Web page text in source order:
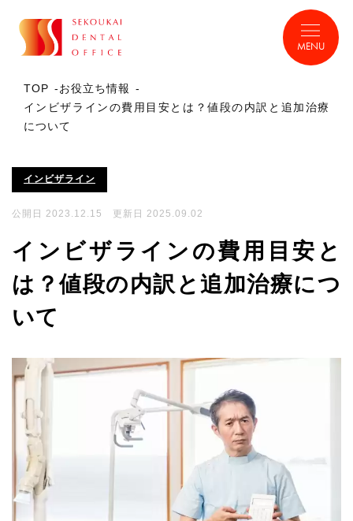
TOP
お役立ち情報
インビザラインの費用目安とは？値段の内訳と追加治療
について
インビザライン
公開日 2023.12.15 更新日 2025.09.02
インビザラインの費用目安と
は？値段の内訳と追加治療につ
いて
MENU